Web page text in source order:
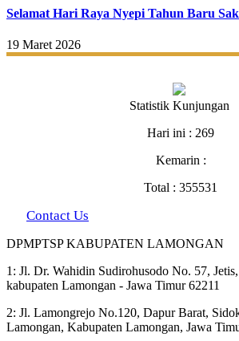
Selamat Hari Raya Nyepi Tahun Baru
19 Maret 2026
Statistik Kunjungan
Hari ini : 269
Kemarin :
Total : 355531
Contact Us
DPMPTSP KABUPATEN LAMONGAN
1: Jl. Dr. Wahidin Sudirohusodo No. 57,
kabupaten Lamongan - Jawa Timur 62211
2: Jl. Lamongrejo No.120, Dapur Barat,
Lamongan, Kabupaten Lamongan, Jawa